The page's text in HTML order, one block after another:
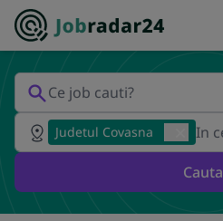
Judetul Covasna
Cauta